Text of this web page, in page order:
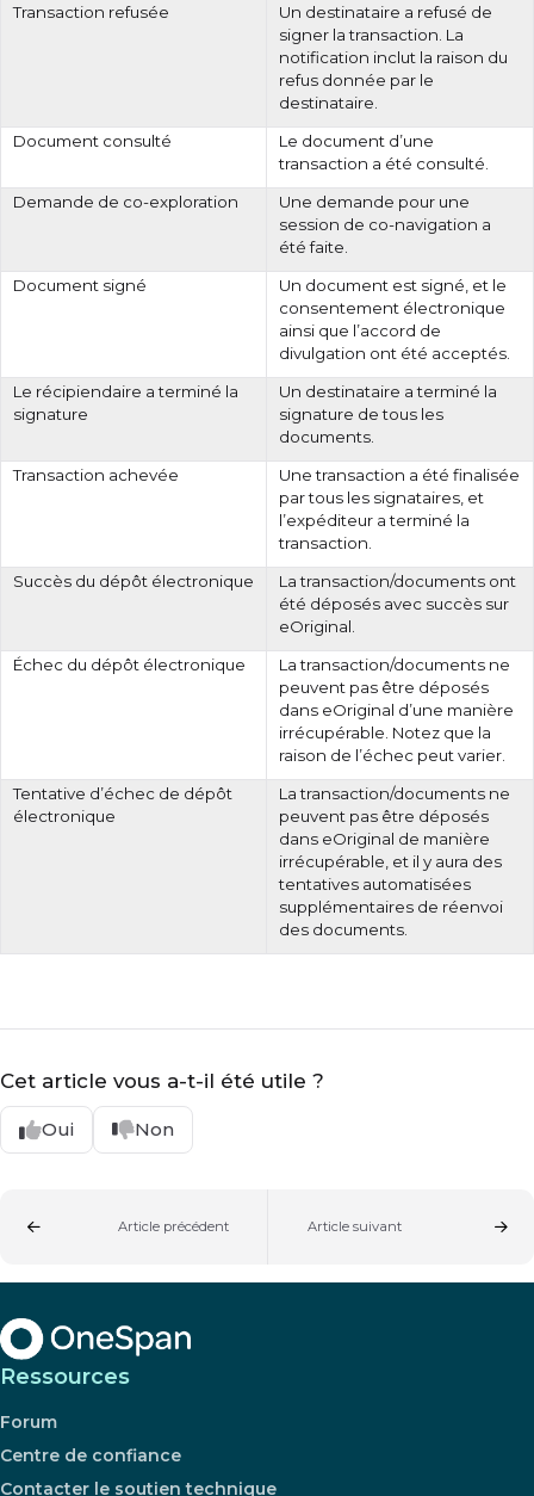
Transaction refusée
Un destinataire a refusé de
signer la transaction. La
notification inclut la raison du
refus donnée par le
destinataire.
Document consulté
Le document d’une
transaction a été consulté.
Demande de co-exploration
Une demande pour une
session de co-navigation a
été faite.
Document signé
Un document est signé, et le
consentement électronique
ainsi que l’accord de
divulgation ont été acceptés.
Le récipiendaire a terminé la
signature
Un destinataire a terminé la
signature de tous les
documents.
Transaction achevée
Une transaction a été finalisée
par tous les signataires, et
l’expéditeur a terminé la
transaction.
Succès du dépôt électronique
La transaction/documents ont
été déposés avec succès sur
eOriginal.
Échec du dépôt électronique
La transaction/documents ne
peuvent pas être déposés
dans eOriginal d’une manière
irrécupérable. Notez que la
raison de l’échec peut varier.
Tentative d’échec de dépôt
électronique
La transaction/documents ne
peuvent pas être déposés
dans eOriginal de manière
irrécupérable, et il y aura des
tentatives automatisées
supplémentaires de réenvoi
des documents.
Cet article vous a-t-il été utile ?
Oui Non
Article précédent Article suivant
Ressources
Forum
Centre de confiance
Contacter le soutien technique